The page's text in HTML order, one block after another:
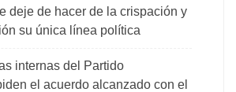
deje de hacer de la crispación y
su única línea política
internas del Partido
el acuerdo alcanzado con el